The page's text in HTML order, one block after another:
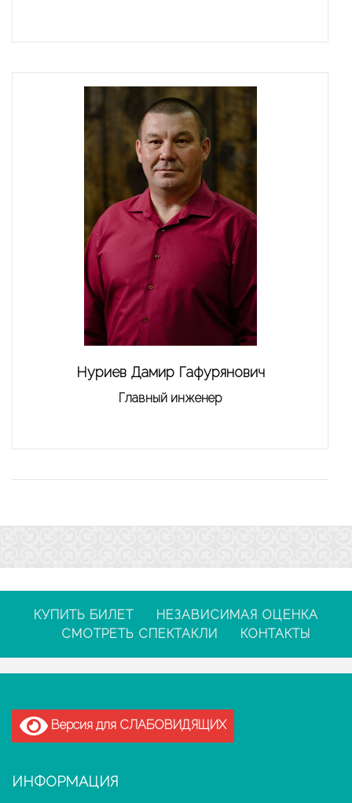
Нуриев Дамир Гафурянович
Главный инженер
КУПИТЬ БИЛЕТ
НЕЗАВИСИМАЯ ОЦЕНКА
СМОТРЕТЬ СПЕКТАКЛИ
КОНТАКТЫ
Версия для СЛАБОВИДЯЩИХ
ИНФОРМАЦИЯ